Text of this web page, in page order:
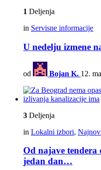
1 Deljenja
in Servisne informacije
U nedelju izmene
od Bojan K. 12.
3 Deljenja
in Lokalni izbori,
Od najave tendera
jedan dan…